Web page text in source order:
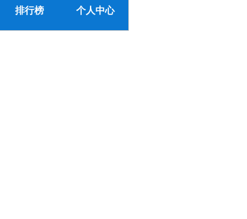
排行榜 个人中心